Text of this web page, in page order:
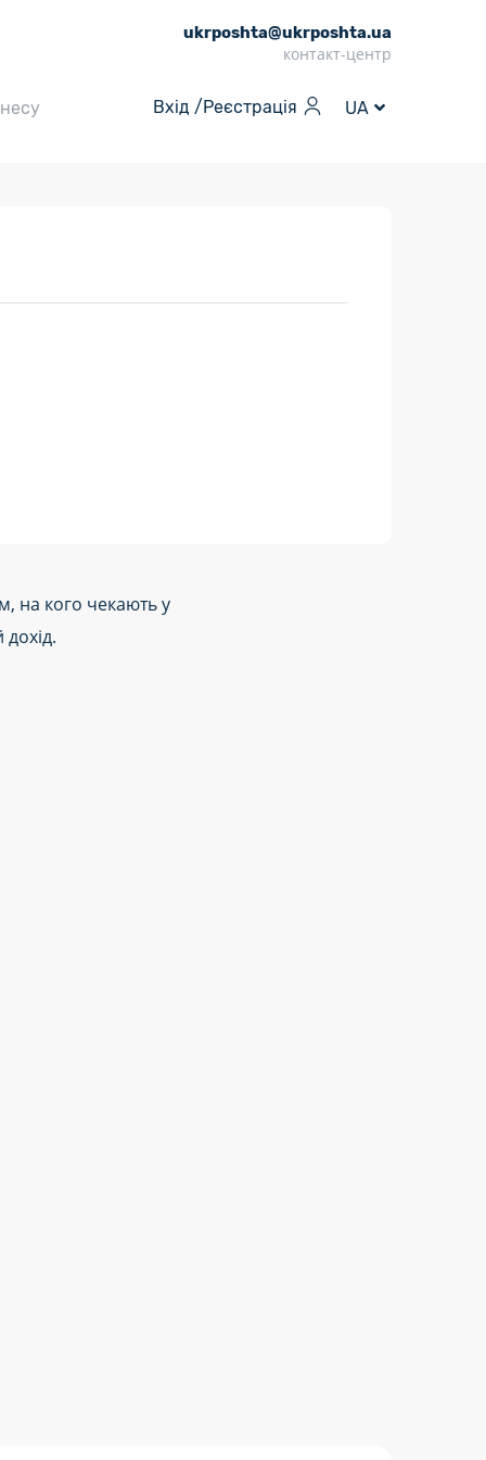
ukrposhta@ukrposhta.ua
контакт-центр
Вхід /Реєстрація UA
на кого чекають у